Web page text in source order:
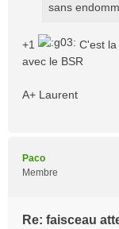
sans
+1
C'est
avec le BSR
A+ Laurent
Paco
Membre
Re: faisceau